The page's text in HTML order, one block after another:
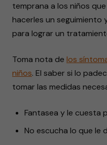
temprana a los niños
hacerles un
para lograr un
Toma nota de los
niños. El saber si lo
tomar las medidas
Fantasea y le cuesta
No escucha lo que le